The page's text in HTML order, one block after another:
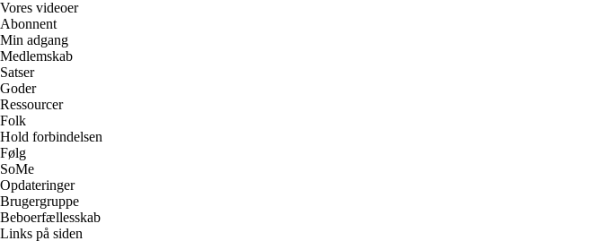
Vores videoer
Abonnent
Min adgang
Medlemskab
Satser
Goder
Ressourcer
Folk
Hold forbindelsen
Følg
SoMe
Opdateringer
Brugergruppe
Beboerfællesskab
Links på siden